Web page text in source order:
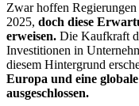
Zwar hoffen
2025, doch diese
erweisen. Die Kaufkraft
Investitionen in
diesem Hintergrund
Europa und eine
ausgeschlossen.